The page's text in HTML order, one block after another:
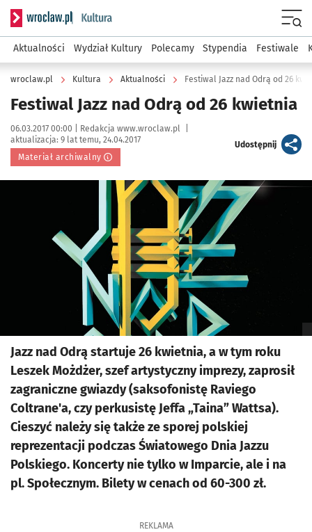
Serwis informacyjny wroclaw.pl podserwis: Kultura
Aktualności Wydział Kultury Polecamy Stypendia Festiwale
wroclaw.pl Kultura Aktualności Festiwal Jazz nad Odrą od 26
Festiwal Jazz nad Odrą od 26 kwietnia
Data publikacji:
06.03.2017 00:00 | Autor:
Redakcja www.wroclaw.pl
aktualizacja: 9 lat temu, 24.04.2017
Materiał archiwalny
Udostępnijartykuł
Jazz nad Odrą startuje 26 kwietnia, a w tym roku
Leszek Możdżer, szef artystyczny imprezy, zaprosił
zagraniczne gwiazdy (saksofonistę Raviego
Coltrane'a, czy perkusistę Jeffa „Taina” Wattsa).
Cieszyć należy się także ze sporej polskiej
reprezentacji podczas Światowego Dnia Jazzu
Polskiego. Koncerty nie tylko w Imparcie, ale i na
pl. Społecznym. Bilety w cenach od 60-300 zł.
REKLAMA